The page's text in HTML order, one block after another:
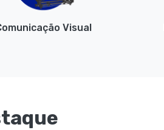
Visual